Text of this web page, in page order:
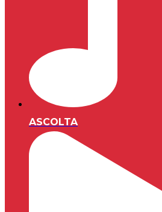
ASCOLTA